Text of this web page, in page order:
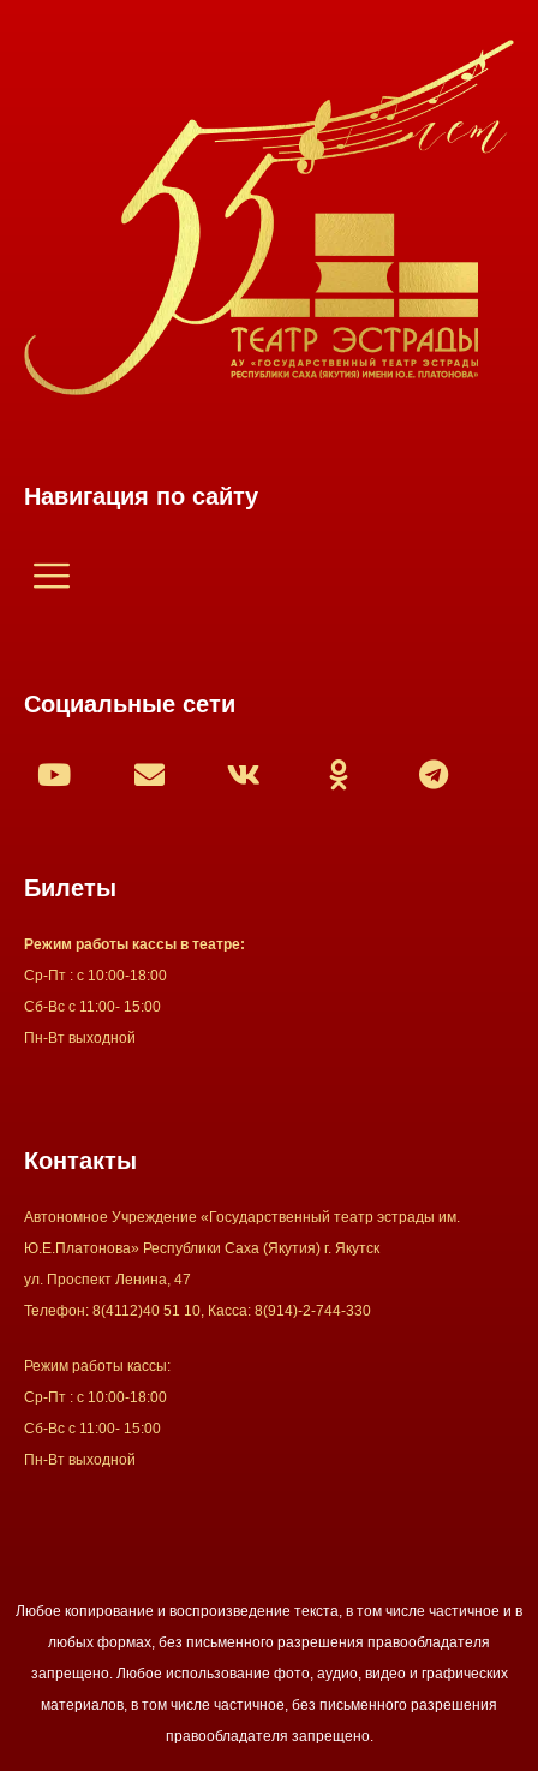
Навигация по сайту
Социальные сети
Билеты
Режим работы кассы в театре:
Ср-Пт : с 10:00-18:00
Сб-Вс с 11:00- 15:00
Пн-Вт выходной
Контакты
Автономное Учреждение «Государственный театр эстрады им.
Ю.Е.Платонова» Республики Саха (Якутия) г. Якутск
ул. Проспект Ленина, 47
Телефон: 8(4112)40 51 10, Касса: 8(914)-2-744-330
Режим работы кассы:
Ср-Пт : с 10:00-18:00
Сб-Вс с 11:00- 15:00
Пн-Вт выходной
Любое копирование и воспроизведение текста, в том числе частичное и в
любых формах, без письменного разрешения правообладателя
запрещено. Любое использование фото, аудио, видео и графических
материалов, в том числе частичное, без письменного разрешения
правообладателя запрещено.